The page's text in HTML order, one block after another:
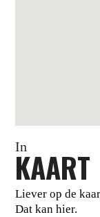
In
KAART
Liever op de
Dat kan hier.